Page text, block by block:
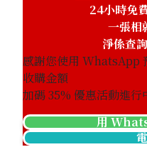
24小時免
一張相
淨係查
感謝您使用 WhatsApp
收購金額
加碼35% 優惠活動進行
用